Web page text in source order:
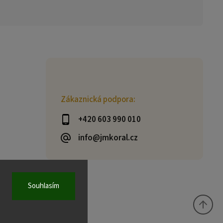
Souhlasím
Zákaznická podpora:
+420 603 990 010
info@jmkoral.cz